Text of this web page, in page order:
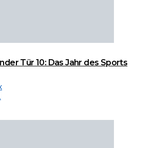
Tür 10: Das Jahr des Sports